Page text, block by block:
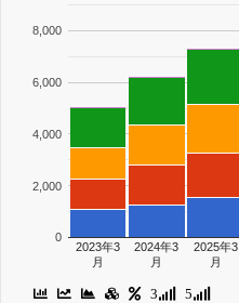
2023年3
月
2024年3
月
2025年3
月
0
2,000
4,000
6,000
8,000
3 5